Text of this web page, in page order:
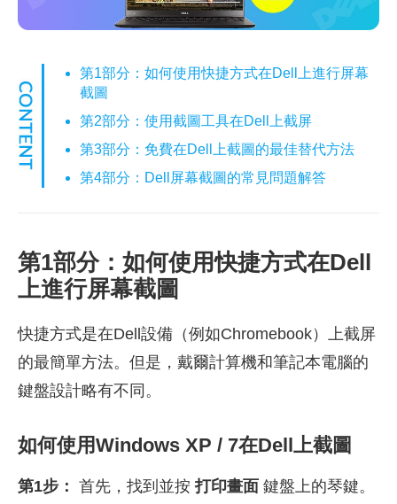
第1部分：如何使用快捷方式在Dell上進行屏幕
截圖
第2部分：使用截圖工具在Dell上截屏
第3部分：免費在Dell上截圖的最佳替代方法
第4部分：Dell屏幕截圖的常見問題解答
第1部分：如何使用快捷方式在Dell
上進行屏幕截圖
快捷方式是在Dell設備（例如Chromebook）上截屏
的最簡單方法。但是，戴爾計算機和筆記本電腦的
鍵盤設計略有不同。
如何使用Windows XP / 7在Dell上截圖
第1步： 首先，找到並按打印畫面 鍵盤上的琴鍵。